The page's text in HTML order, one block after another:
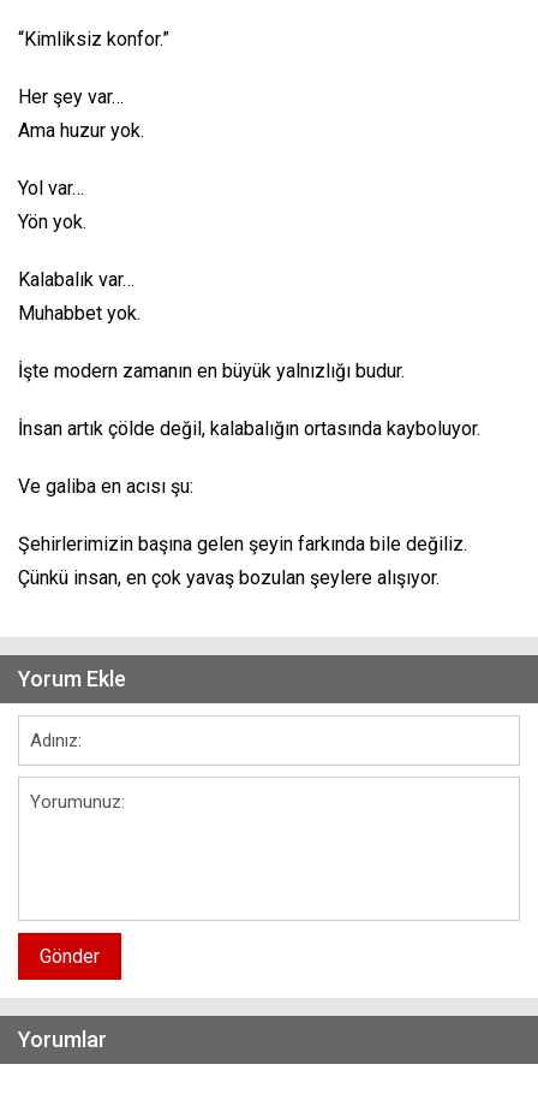
“Kimliksiz konfor.”
Her şey var…
Ama huzur yok.
Yol var…
Yön yok.
Kalabalık var…
Muhabbet yok.
İşte modern zamanın en büyük yalnızlığı budur.
İnsan artık çölde değil, kalabalığın ortasında kayboluyor.
Ve galiba en acısı şu:
Şehirlerimizin başına gelen şeyin farkında bile değiliz.
Çünkü insan, en çok yavaş bozulan şeylere alışıyor.
Yorum Ekle
Gönder
Yorumlar